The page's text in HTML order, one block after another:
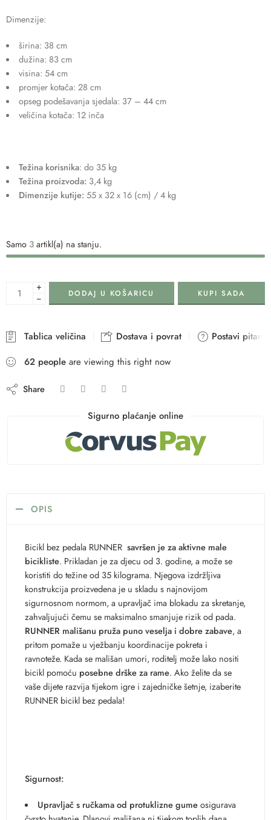
Dimenzije:
širina: 38 cm
dužina: 83 cm
visina: 54 cm
promjer kotača: 28 cm
opseg podešavanja sjedala: 37 – 44 cm
veličina kotača: 12 inča
Težina korisnika: do 35 kg
Težina proizvoda: 3,4 kg
Dimenzije kutije:55 x 32 x 16 (cm) / 4 kg
Samo 3artikl(a) na stanju.
+
−
DODAJ U KOŠARICU KUPI SADA
Tablica veličina Dostava i povrat
Postavi pitanje
62 people are viewing this right now
Share
Sigurno plaćanje online
OPIS
Bicikl bez pedala RUNNER savršen je za aktivne male
bicikliste. Prikladan je za djecu od 3. godine, a može se
koristiti do težine od 35 kilograma. Njegova izdržljiva
konstrukcija proizvedena je u skladu s najnovijom
sigurnosnom normom, a upravljač ima blokadu za skretanje,
zahvaljujući čemu se maksimalno smanjuje rizik od pada.
RUNNER mališanu pruža puno veselja i dobre zabave, a
pritom pomaže u vježbanju koordinacije pokreta i
ravnoteže. Kada se mališan umori, roditelj može lako nositi
bicikl pomoću posebne drške za rame. Ako želite da se
vaše dijete razvija tijekom igre i zajedničke šetnje, izaberite
RUNNER bicikl bez pedala!
Sigurnost:
Upravljač s ručkama od protuklizne gumeosigurava